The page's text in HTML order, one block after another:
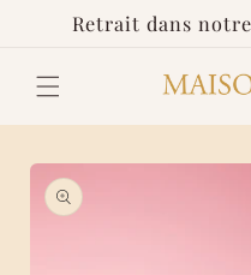
passerRetrait dans
Passer aux
informations
produits